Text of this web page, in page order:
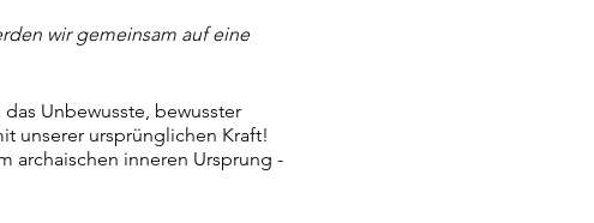
wir gemeinsam auf eine
Unbewusste, bewusster
unserer ursprünglichen Kraft!
archaischen inneren Ursprung -